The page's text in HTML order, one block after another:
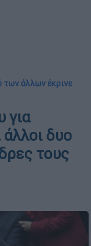
των άλλων έκρινε
για
άλλοι δυο
τους